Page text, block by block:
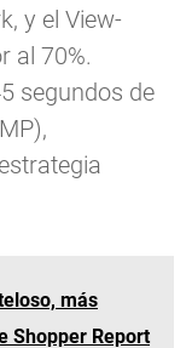
y el View-
al 70%.
segundos de
más
Shopper Report